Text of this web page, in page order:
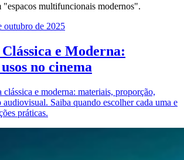
"espacos multifuncionais modernos".
outubro de 2025
e Moderna:
no cinema
e moderna: materiais, proporção,
Saiba quando escolher cada uma e
práticas.